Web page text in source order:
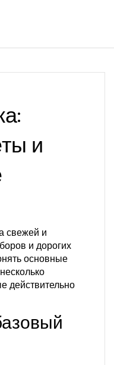
и
свежей и
и дорогих
основные
действительно